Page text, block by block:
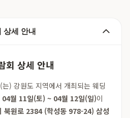
상세 안내
회 상세 안내
는) 강원도 지역에서 개최되는 웨딩
04월 11일(토) ~ 04월 12일(일)이
북원로 2384 (학성동 978-24) 삼성